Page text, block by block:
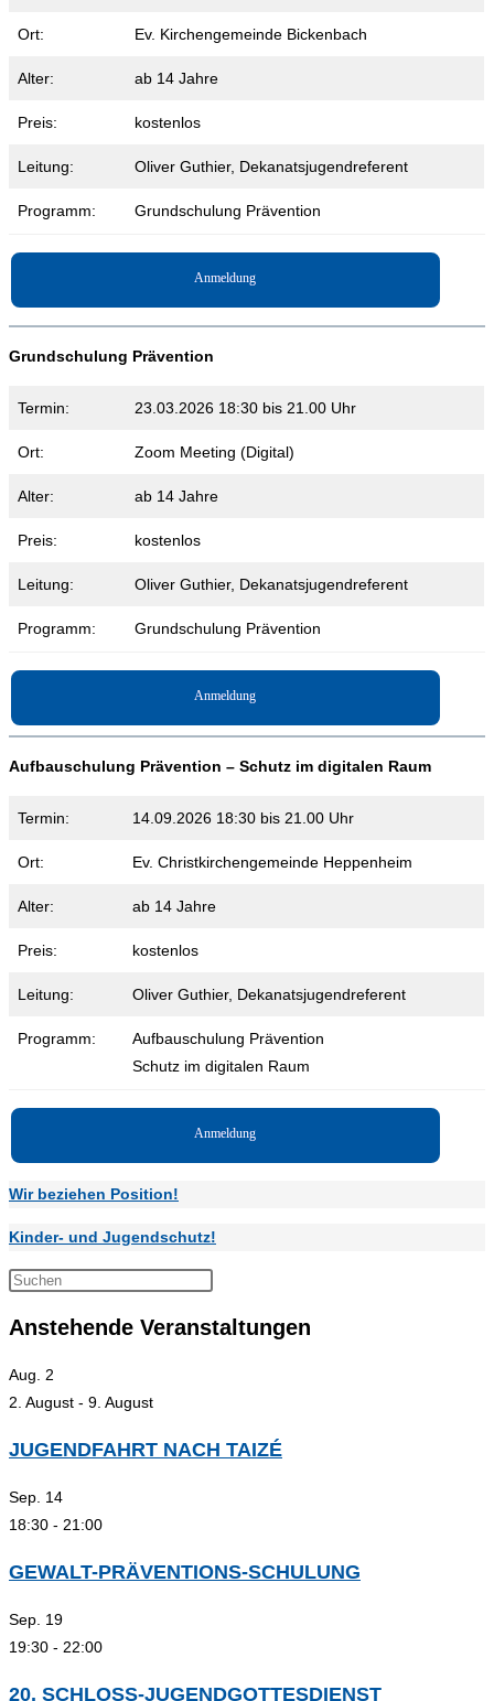
Ort: Ev. Kirchengemeinde Bickenbach
Alter: ab 14 Jahre
Preis: kostenlos
Leitung: Oliver Guthier, Dekanatsjugendreferent
Programm: Grundschulung Prävention
Anmeldung
Grundschulung Prävention
Termin: 23.03.2026 18:30 bis 21.00 Uhr
Ort: Zoom Meeting (Digital)
Alter: ab 14 Jahre
Preis: kostenlos
Leitung: Oliver Guthier, Dekanatsjugendreferent
Programm: Grundschulung Prävention
Anmeldung
Aufbauschulung Prävention – Schutz im digitalen Raum
Termin: 14.09.2026 18:30 bis 21.00 Uhr
Ort: Ev. Christkirchengemeinde Heppenheim
Alter: ab 14 Jahre
Preis: kostenlos
Leitung: Oliver Guthier, Dekanatsjugendreferent
Programm:
Aufbauschulung Prävention
Schutz im digitalen Raum
Anmeldung
Wir beziehen Position!
Kinder- und Jugendschutz!
to
panel.
Anstehende Veranstaltungen
Aug. 2
2. August - 9. August
JUGENDFAHRT NACH TAIZÉ
Sep. 14
18:30 - 21:00
GEWALT-PRÄVENTIONS-SCHULUNG
Sep. 19
19:30 - 22:00
20. SCHLOSS-JUGENDGOTTESDIENST